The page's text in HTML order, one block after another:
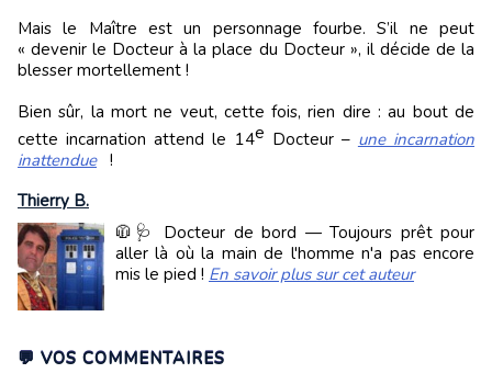
Mais le Maître est un personnage fourbe. S’il ne peut
« devenir le Docteur à la place du Docteur », il décide de la
blesser mortellement !
Bien sûr, la mort ne veut, cette fois, rien dire : au bout de
cette incarnation attend le 14e Docteur – une incarnation
inattendue!
Thierry B.
🧥🩺 Docteur de bord — Toujours prêt pour
aller là où la main de l'homme n'a pas encore
mis le pied ! En savoir plus sur cet auteur
💬 VOS COMMENTAIRES